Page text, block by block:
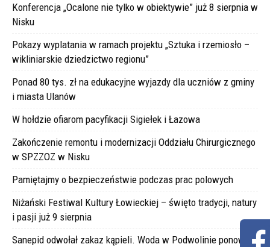
Konferencja „Ocalone nie tylko w obiektywie” już 8 sierpnia w
Nisku
Pokazy wyplatania w ramach projektu „Sztuka i rzemiosło –
wikliniarskie dziedzictwo regionu”
Ponad 80 tys. zł na edukacyjne wyjazdy dla uczniów z gminy
i miasta Ulanów
W hołdzie ofiarom pacyfikacji Sigiełek i Łazowa
Zakończenie remontu i modernizacji Oddziału Chirurgicznego
w SPZZOZ w Nisku
Pamiętajmy o bezpieczeństwie podczas prac polowych
Niżański Festiwal Kultury Łowieckiej – święto tradycji, natury
i pasji już 9 sierpnia
Sanepid odwołał zakaz kąpieli. Woda w Podwolinie ponownie